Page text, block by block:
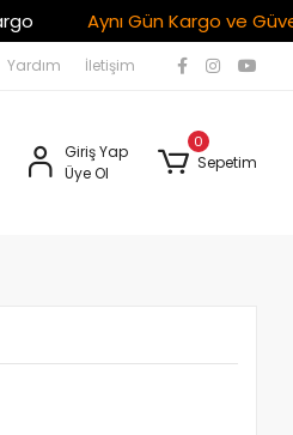
Aynı Gün Kargo ve Güvenli
Yardım İletişim
Giriş Yap
Üye Ol
0
Sepetim